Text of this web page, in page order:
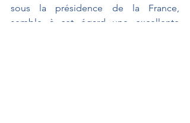
sous la présidence de la France,
semble à cet égard une excellente